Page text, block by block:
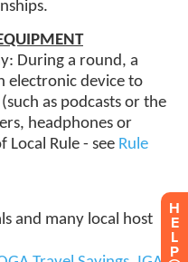
H
E
L
P